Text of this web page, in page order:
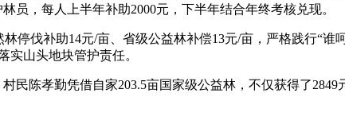
员，每人上半年补助2000元，下半年结合年终考核兑现。
停伐补助14元/亩、省级公益林补偿13元/亩，严格践行“谁
实山头地块管护责任。
民陈孝勤凭借自家203.5亩国家级公益林，不仅获得了2849